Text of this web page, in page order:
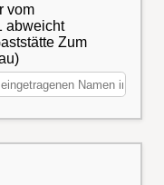
vom
abweicht
Zum